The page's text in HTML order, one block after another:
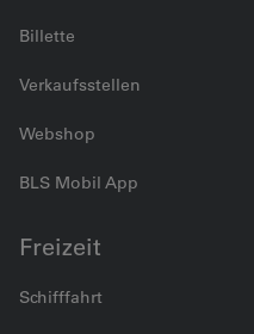
Billette
Verkaufsstellen
Webshop
BLS Mobil App
Freizeit
Schifffahrt